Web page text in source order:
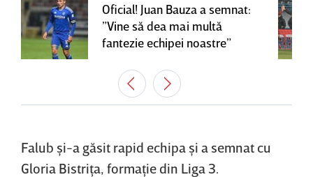
Oficial! Juan Bauza a semnat:
”Vine să dea mai multă
fantezie echipei noastre”
Falub şi-a găsit rapid echipa şi a semnat cu
Gloria Bistriţa, formaţie din Liga 3.